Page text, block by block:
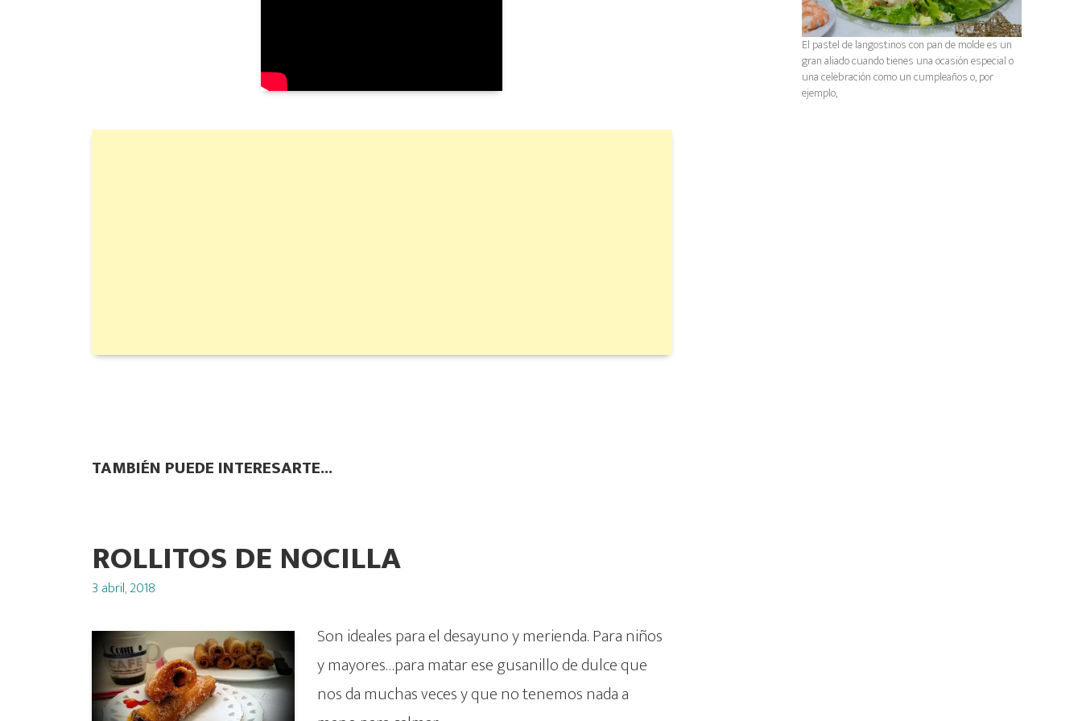
TAMBIÉN PUEDE INTERESARTE...
ROLLITOS DE NOCILLA
Posted
3 abril, 2018
Son ideales para el desayuno y merienda. Para niños
y mayores…para matar ese gusanillo de dulce que
nos da muchas veces y que no tenemos nada a
El pastel de langostinos con pan de molde es un
gran aliado cuando tienes una ocasión especial o
una celebración como un cumpleaños o, por
ejemplo,